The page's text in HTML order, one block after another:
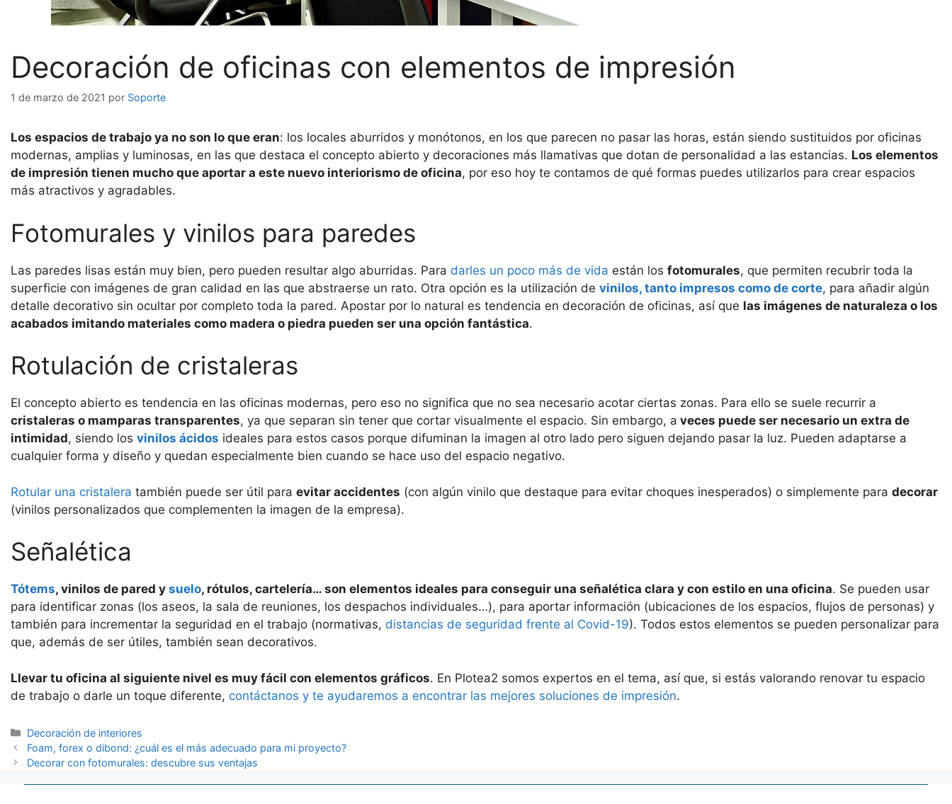
Decoración de oficinas con elementos de impresión
1 de marzo de 2021 por Soporte
Los espacios de trabajo ya no son lo que eran: los locales aburridos y monótonos, en los que parecen no pasar las horas, están siendo sustituidos por oficinas
modernas, amplias y luminosas, en las que destaca el concepto abierto y decoraciones más llamativas que dotan de personalidad a las estancias. Los elementos
de impresión tienen mucho que aportar a este nuevo interiorismo de oficina, por eso hoy te contamos de qué formas puedes utilizarlos para crear espacios
más atractivos y agradables.
Fotomurales y vinilos para paredes
Las paredes lisas están muy bien, pero pueden resultar algo aburridas. Para darles un poco más de vida están los fotomurales, que permiten recubrir toda la
superficie con imágenes de gran calidad en las que abstraerse un rato. Otra opción es la utilización de vinilos, tanto impresos como de corte, para añadir algún
detalle decorativo sin ocultar por completo toda la pared. Apostar por lo natural es tendencia en decoración de oficinas, así que las imágenes de naturaleza o los
acabados imitando materiales como madera o piedra pueden ser una opción fantástica.
Rotulación de cristaleras
El concepto abierto es tendencia en las oficinas modernas, pero eso no significa que no sea necesario acotar ciertas zonas. Para ello se suele recurrir a
cristaleras o mamparas transparentes, ya que separan sin tener que cortar visualmente el espacio. Sin embargo, a veces puede ser necesario un extra de
intimidad, siendo los vinilos ácidos ideales para estos casos porque difuminan la imagen al otro lado pero siguen dejando pasar la luz. Pueden adaptarse a
cualquier forma y diseño y quedan especialmente bien cuando se hace uso del espacio negativo.
Rotular una cristalera también puede ser útil para evitar accidentes (con algún vinilo que destaque para evitar choques inesperados) o simplemente para decorar
(vinilos personalizados que complementen la imagen de la empresa).
Señalética
Tótems, vinilos de pared y suelo, rótulos, cartelería… son elementos ideales para conseguir una señalética clara y con estilo en una oficina. Se pueden usar
para identificar zonas (los aseos, la sala de reuniones, los despachos individuales…), para aportar información (ubicaciones de los espacios, flujos de personas) y
también para incrementar la seguridad en el trabajo (normativas, distancias de seguridad frente al Covid-19). Todos estos elementos se pueden personalizar para
que, además de ser útiles, también sean decorativos.
Llevar tu oficina al siguiente nivel es muy fácil con elementos gráficos. En Plotea2 somos expertos en el tema, así que, si estás valorando renovar tu espacio
de trabajo o darle un toque diferente, contáctanos y te ayudaremos a encontrar las mejores soluciones de impresión.
Categorías
Decoración de interiores
Foam, forex o dibond: ¿cuál es el más adecuado para mi proyecto?
Decorar con fotomurales: descubre sus ventajas